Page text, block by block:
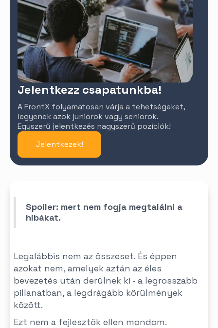
Jelentkezz csapatunkba!
A FrontX folyamatosan várja a tehetségeket,
legyenek azok juniorok vagy seniorok.
Egyszerű jelentkezés nagyszerű pozíciók!
Jelentkezek!
Spoiler: mert nem fogja megtalálni a
hibákat.
Legalábbis nem az összeset. És éppen
azokat nem, amelyek aztán az éles
bevezetés után derülnek ki - a legrosszabb
pillanatban, a legdrágább körülmények
között.
Ezt nem a fejlesztők ellen mondom.